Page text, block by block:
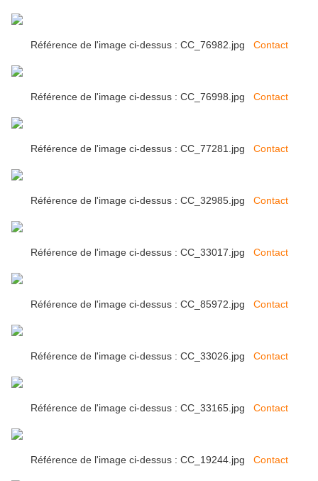
Référence de l'image ci-dessus : CC_76982.jpg Contact
Référence de l'image ci-dessus : CC_76998.jpg Contact
Référence de l'image ci-dessus : CC_77281.jpg Contact
Référence de l'image ci-dessus : CC_32985.jpg Contact
Référence de l'image ci-dessus : CC_33017.jpg Contact
Référence de l'image ci-dessus : CC_85972.jpg Contact
Référence de l'image ci-dessus : CC_33026.jpg Contact
Référence de l'image ci-dessus : CC_33165.jpg Contact
Référence de l'image ci-dessus : CC_19244.jpg Contact